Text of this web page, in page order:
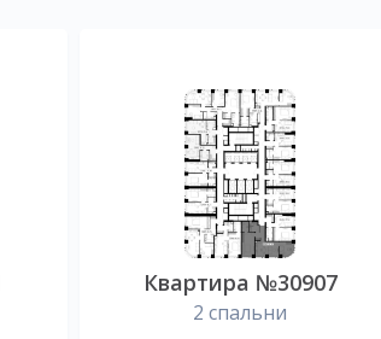
Квартира №30907
2 спальни